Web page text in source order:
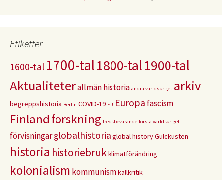
Etiketter
1600-tal 1700-tal1800-tal1900-tal
Aktualiteterallmän historia andra världskriget arkiv
begreppshistoria Berlin COVID-19 EU Europa fascism
Finlandforskning fredsbevarande första världskriget
förvisningarglobalhistoria global historyGuldkusten
historia historiebrukklimatförändring
kolonialism kommunismkällkritik